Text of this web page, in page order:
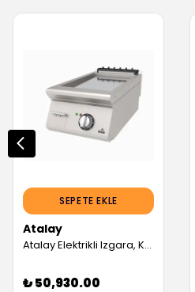
SEPETE EKLE
Atalay
Atalay Elektrikli Izgara, Krom Yüzeyli (Servis Garantili)
₺ 50,930.00